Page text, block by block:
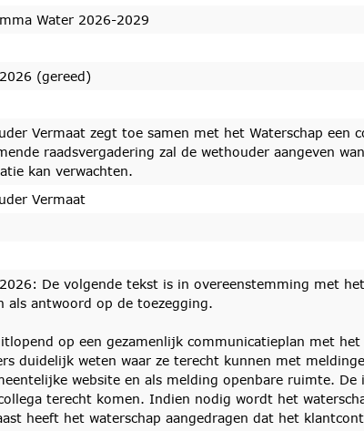
Water 2026-2029
(gereed)
Vermaat zegt toe samen met het Waterschap een
raadsvergadering zal de wethouder aangeven
kan verwachten.
Vermaat
De volgende tekst is in overeenstemming met
als antwoord op de toezegging.
op een gezamenlijk communicatieplan met
duidelijk weten waar ze terecht kunnen met
website en als melding openbare ruimte.
terecht komen. Indien nodig wordt het
heeft het waterschap aangedragen dat het